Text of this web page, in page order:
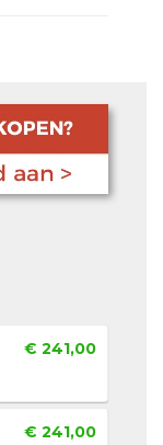
€ 241,00
€ 241,00